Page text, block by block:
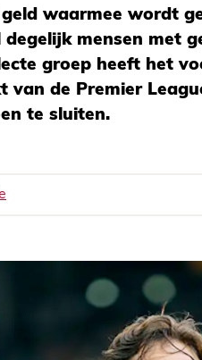
waarmee wordt
degelijk mensen met
groep heeft het
van de Premier
te sluiten.